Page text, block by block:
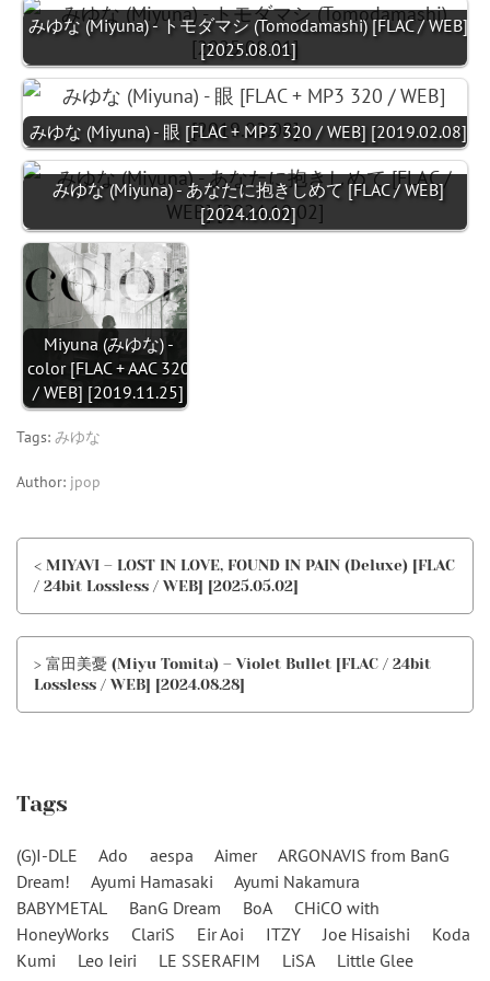
みゆな (Miyuna) - トモダマシ (Tomodamashi) [FLAC / WEB]
[2025.08.01]
みゆな (Miyuna) - 眼 [FLAC + MP3 320 / WEB] [2019.02.08]
みゆな (Miyuna) - あなたに抱きしめて [FLAC / WEB]
[2024.10.02]
Miyuna (みゆな) -
color [FLAC + AAC 320
/ WEB] [2019.11.25]
Tags: みゆな
Author: jpop
< MIYAVI – LOST IN LOVE, FOUND IN PAIN (Deluxe) [FLAC
/ 24bit Lossless / WEB] [2025.05.02]
> 富田美憂 (Miyu Tomita) – Violet Bullet [FLAC / 24bit
Lossless / WEB] [2024.08.28]
Tags
(G)I-DLE Ado aespa Aimer
ARGONAVIS from BanG
Dream!
Ayumi Hamasaki
Ayumi Nakamura
BABYMETAL
BanG Dream BoA
CHiCO with
HoneyWorks
ClariS Eir Aoi ITZY Joe Hisaishi
Koda
Kumi
Leo Ieiri LE SSERAFIM LiSA
Little Glee